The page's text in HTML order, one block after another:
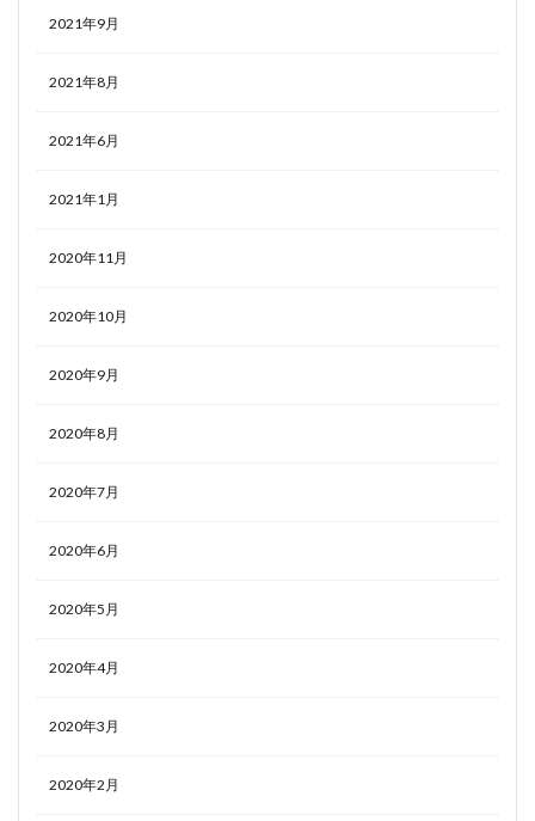
2021年9月
2021年8月
2021年6月
2021年1月
2020年11月
2020年10月
2020年9月
2020年8月
2020年7月
2020年6月
2020年5月
2020年4月
2020年3月
2020年2月